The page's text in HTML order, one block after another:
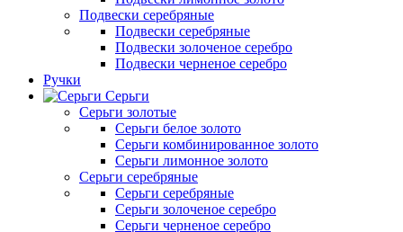
Подвески серебряные
Подвески серебряные
Подвески золоченое серебро
Подвески черненое серебро
Ручки
Серьги
Серьги золотые
Серьги белое золото
Серьги комбинированное золото
Серьги лимонное золото
Серьги серебряные
Серьги серебряные
Серьги золоченое серебро
Серьги черненое серебро